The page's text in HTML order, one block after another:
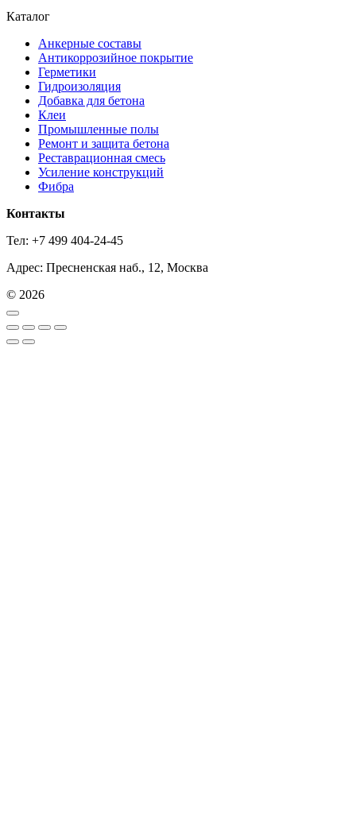
Каталог
Анкерные составы
Антикоррозийное покрытие
Герметики
Гидроизоляция
Добавка для бетона
Клеи
Промышленные полы
Ремонт и защита бетона
Реставрационная смесь
Усиление конструкций
Фибра
Контакты
Тел: +7 499 404-24-45
Адрес: Пресненская наб., 12, Москва
© 2026